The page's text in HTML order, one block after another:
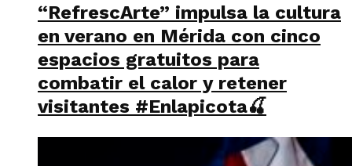
“RefrescArte” impulsa la cultura
en verano en Mérida con cinco
espacios gratuitos para
combatir el calor y retener
visitantes #Enlapicota🍒